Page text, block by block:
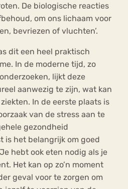
De biologische reacties
om ons lichaam voor
bevriezen of vluchten’.
dit een heel praktisch
In de moderne tijd, zo
lijkt deze
aanwezig te zijn, wat kan
In de eerste plaats is
van de stress aan te
gezondheid
is het belangrijk om goed
hebt ook eten nodig als je
Het kan op zo’n moment
geval voor te zorgen om